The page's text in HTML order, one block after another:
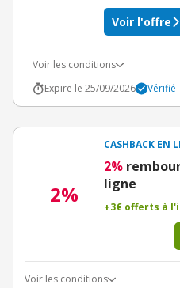
Voir l'offre
Voir les conditions
Expire le 25/09/2026
Vérifié
2%
CASHBACK EN
2%
ligne
+3€ offerts à
Voir les conditions